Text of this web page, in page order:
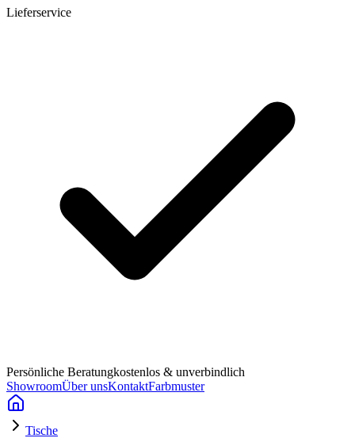
Lieferservice
Persönliche Beratungkostenlos & unverbindlich
ShowroomÜber unsKontaktFarbmuster
Tische